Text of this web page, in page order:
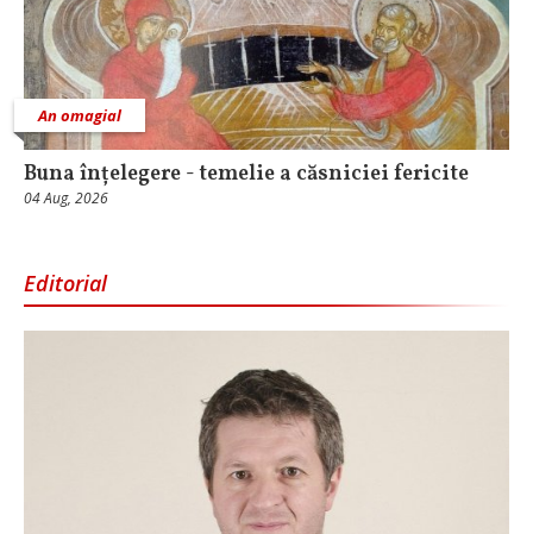
An omagial
Buna înțelegere - temelie a căsniciei fericite
04 Aug, 2026
Editorial